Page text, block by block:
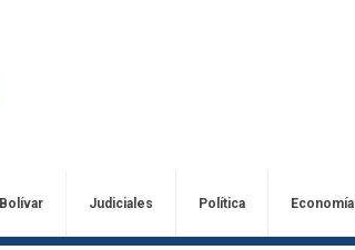
Bolívar Judiciales Política Economía